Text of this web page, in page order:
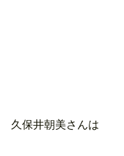
久保井朝美さんは